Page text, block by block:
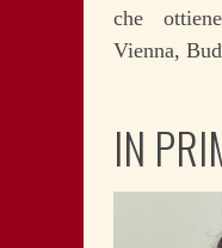
che
Vienna,
IN